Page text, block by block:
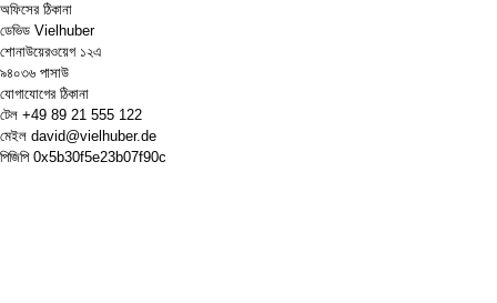
অফিসের ঠিকানা
ডেভিড Vielhuber
শোনাউয়েরওয়েগ ১২এ
৯৪০৩৬ পাসাউ
যোগাযোগের ঠিকানা
টেল +49 89 21 555 122
মেইল david@vielhuber.de
পিজিপি 0x5b30f5e23b07f90c